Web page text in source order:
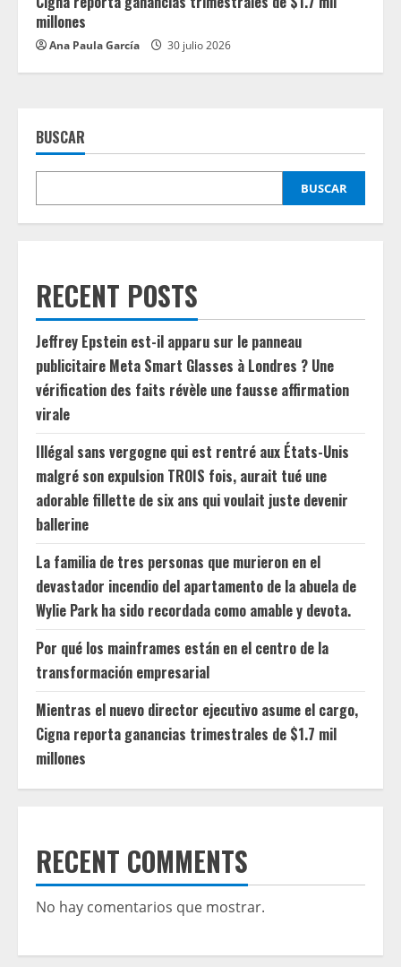
millones
Ana Paula García 30 julio 2026
BUSCAR
BUSCAR
RECENT POSTS
Jeffrey Epstein est-il apparu sur le panneau
publicitaire Meta Smart Glasses à Londres ? Une
vérification des faits révèle une fausse affirmation
virale
Illégal sans vergogne qui est rentré aux États-Unis
malgré son expulsion TROIS fois, aurait tué une
adorable fillette de six ans qui voulait juste devenir
ballerine
La familia de tres personas que murieron en el
devastador incendio del apartamento de la abuela de
Wylie Park ha sido recordada como amable y devota.
Por qué los mainframes están en el centro de la
transformación empresarial
Mientras el nuevo director ejecutivo asume el cargo,
Cigna reporta ganancias trimestrales de $1.7 mil
millones
RECENT COMMENTS
No hay comentarios que mostrar.